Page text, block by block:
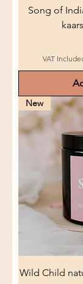
Song of
VAT
New
Wild Child